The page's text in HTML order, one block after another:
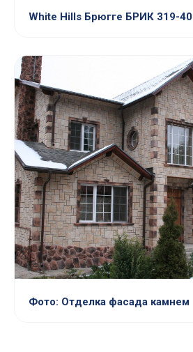
White Hills Брюгге БРИК 319-40
Фото: Отделка фасада камнем